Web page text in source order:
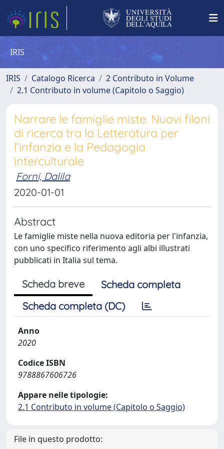
IRIS
IRIS Catalogo Ricerca
2 Contributo in Volume
2.1 Contributo in volume (Capitolo o Saggio)
Narrare le famiglie miste. Nuovi filoni
di ricerca tra la Letteratura per
l’infanzia e la Pedagogia
interculturale
Forni, Dalila
2020-01-01
Abstract
Le famiglie miste nella nuova editoria per l'infanzia,
con uno specifico riferimento agli albi illustrati
pubblicati in Italia sul tema.
Scheda breve
Scheda completa
Scheda completa (DC)
Anno
2020
Codice ISBN
9788867606726
Appare nelle tipologie:
2.1 Contributo in volume (Capitolo o Saggio)
File in questo prodotto: